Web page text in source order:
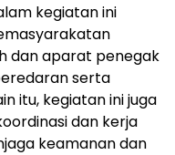
kegiatan ini
dan aparat penegak
serta
itu, kegiatan ini juga
dan kerja
keamanan dan